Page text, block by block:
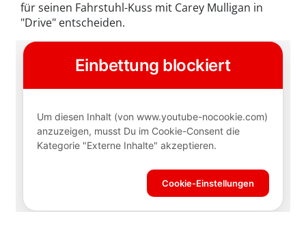
für seinen Fahrstuhl-Kuss mit Carey Mulligan in
"Drive" entscheiden.